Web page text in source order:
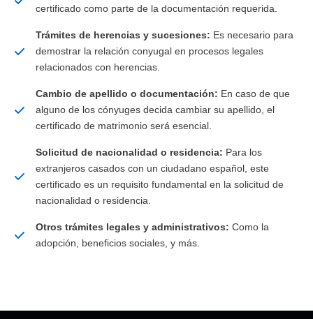
certificado como parte de la documentación requerida.
Trámites de herencias y sucesiones: Es necesario para
demostrar la relación conyugal en procesos legales
relacionados con herencias.
Cambio de apellido o documentación: En caso de que
alguno de los cónyuges decida cambiar su apellido, el
certificado de matrimonio será esencial.
Solicitud de nacionalidad o residencia: Para los
extranjeros casados con un ciudadano español, este
certificado es un requisito fundamental en la solicitud de
nacionalidad o residencia.
Otros trámites legales y administrativos: Como la
adopción, beneficios sociales, y más.